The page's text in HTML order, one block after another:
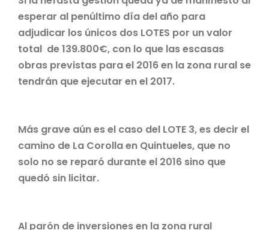
esperar al penúltimo día del año para
adjudicar los únicos dos LOTES por un valor
total de 139.800€, con lo que las escasas
obras previstas para el 2016 en la zona rural se
tendrán que ejecutar en el 2017.
Más grave aún es el caso del LOTE 3, es decir el
camino de La Corolla en Quintueles, que no
solo no se reparó durante el 2016 sino que
quedó sin licitar.
Al parón de inversiones en la zona rural